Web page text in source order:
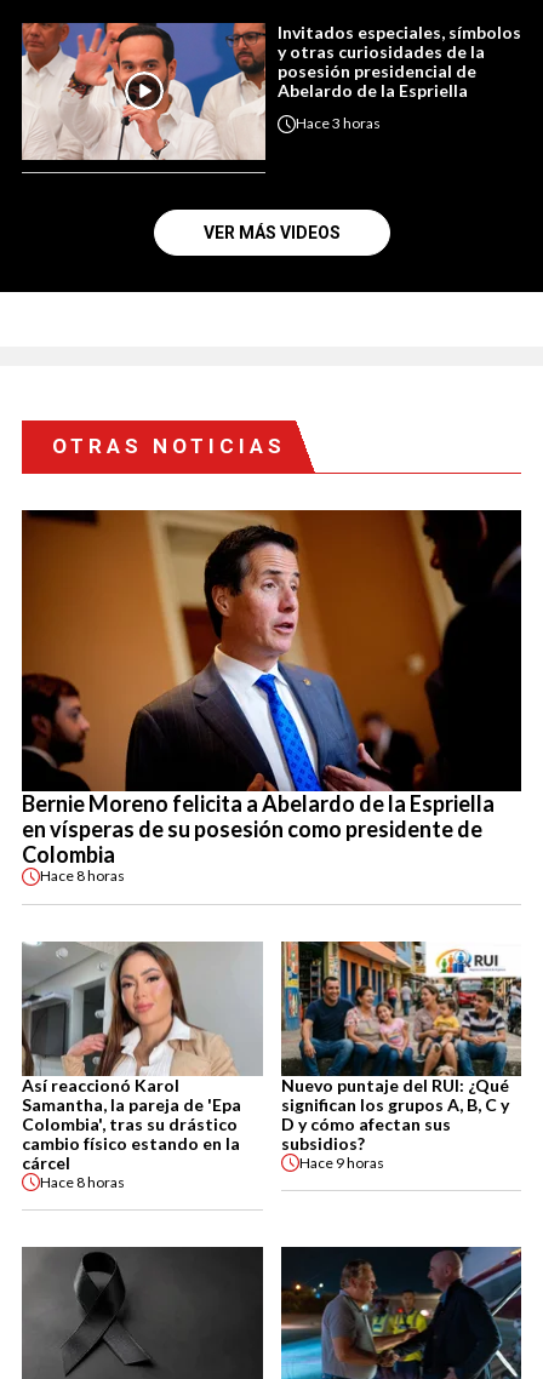
Invitados especiales, símbolos
y otras curiosidades de la
posesión presidencial de
Abelardo de la Espriella
Hace3 horas
VER MÁS VIDEOS
OTRAS NOTICIAS
Bernie Moreno felicita a Abelardo de la Espriella
en vísperas de su posesión como presidente de
Colombia
Hace8 horas
Así reaccionó Karol
Samantha, la pareja de 'Epa
Colombia', tras su drástico
cambio físico estando en la
cárcel
Hace8 horas
Nuevo puntaje del RUI: ¿Qué
significan los grupos A, B, C y
D y cómo afectan sus
subsidios?
Hace 9 horas